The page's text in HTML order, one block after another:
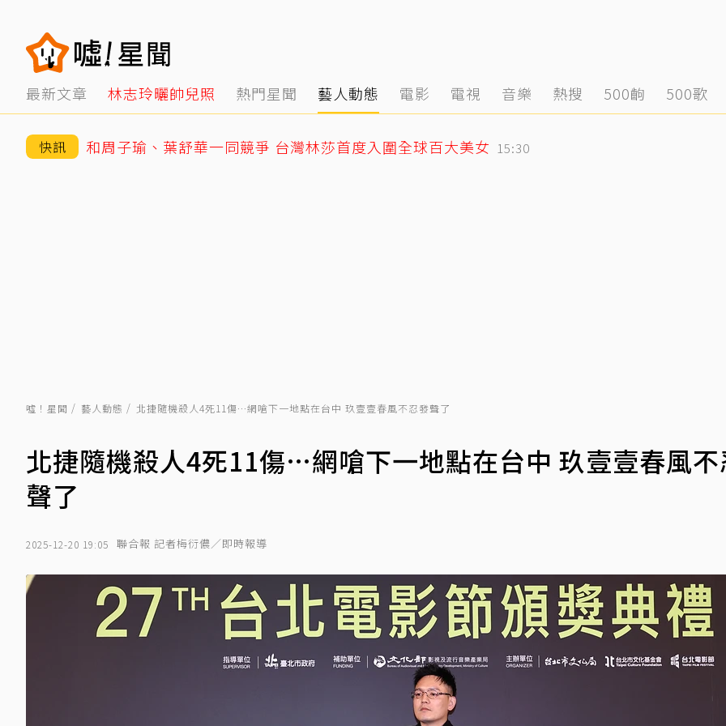
最新文章 林志玲曬帥兒照 熱門星聞 藝人動態 電影 電視 音樂 熱搜 500齣 500歌
快訊 和周子瑜、葉舒華一同競爭 台灣林莎首度入圍全球百大美女 15:30
噓！星聞 藝人動態 北捷隨機殺人4死11傷…網嗆下一地點在台中 玖壹壹春風不忍發聲了
北捷隨機殺人4死11傷…網嗆下一地點在台中 玖壹壹春風
聲了
2025-12-20 19:05 聯合報 記者梅衍儂／即時報導